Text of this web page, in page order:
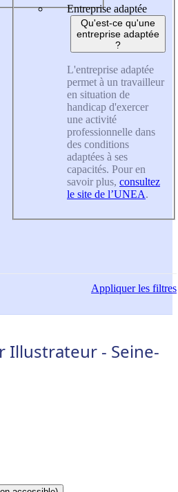
Entreprise adaptée
Qu'est-ce qu'une
entreprise adaptée
?
L'entreprise adaptée
permet à un travailleur
en situation de
handicap d'exercer
une activité
professionnelle dans
des conditions
adaptées à ses
capacités. Pour en
savoir plus, consultez
le site de l’UNEA.
Appliquerles filtres
Illustrateur - Seine-